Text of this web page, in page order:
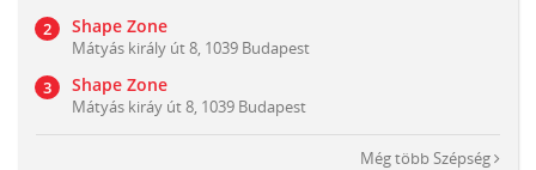
Shape Zone
Mátyás király út 8, 1039 Budapest
Shape Zone
Mátyás kiráy út 8, 1039 Budapest
Még többSzépség